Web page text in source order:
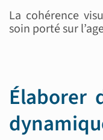
La cohérence
soin porté sur
Élaborer